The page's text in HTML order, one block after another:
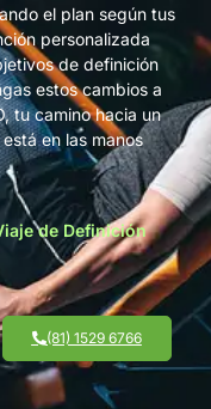
el plan según tus
personalizada
de definición
estos cambios a
tu camino hacia un
en las manos
de Definición
(81) 1529 6766